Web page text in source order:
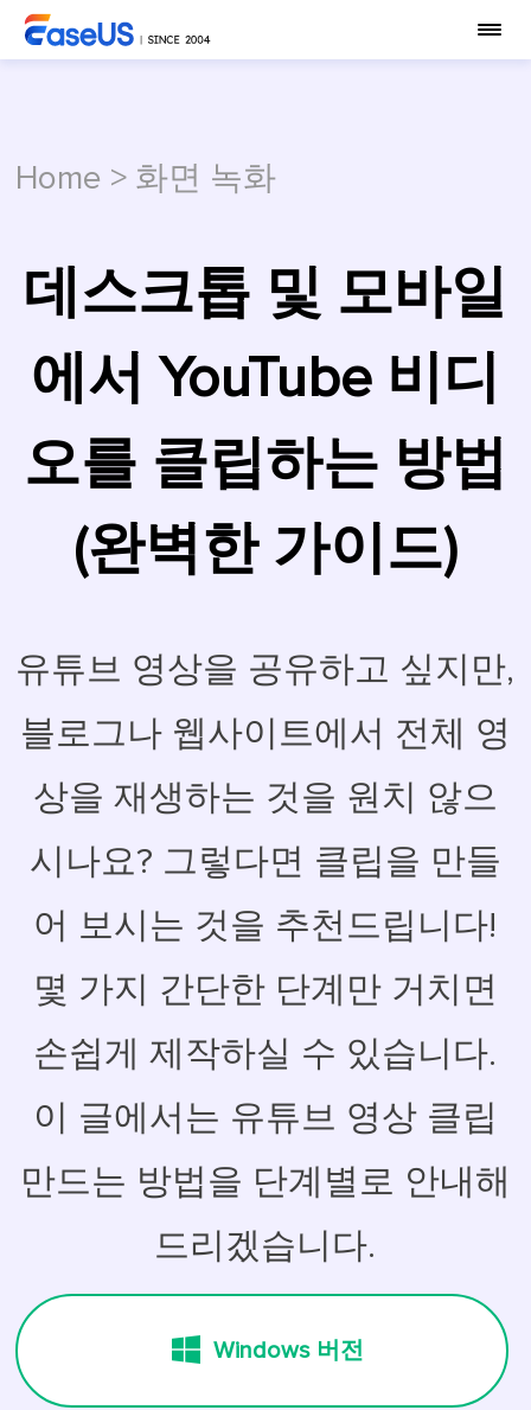
Home > 화면 녹화
데스크톱 및 모바일
에서 YouTube 비디
오를 클립하는 방법
(완벽한 가이드)
유튜브 영상을 공유하고 싶지만,
블로그나 웹사이트에서 전체 영
상을 재생하는 것을 원치 않으
시나요? 그렇다면 클립을 만들
어 보시는 것을 추천드립니다!
몇 가지 간단한 단계만 거치면
손쉽게 제작하실 수 있습니다.
이 글에서는 유튜브 영상 클립
만드는 방법을 단계별로 안내해
드리겠습니다.
Windows 버전